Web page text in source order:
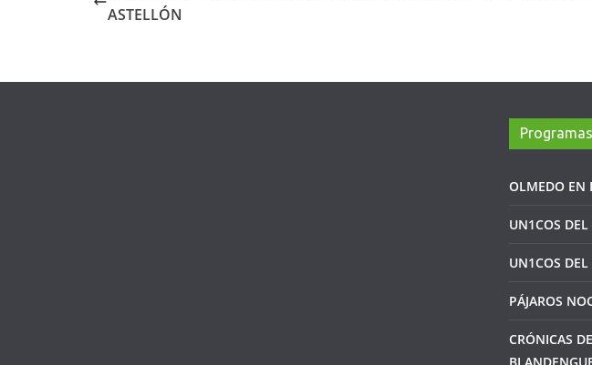
ASTELLÓN
Programas
OLMEDO EN
UN1COS DEL
UN1COS
PÁJAROS
CRÓNICAS